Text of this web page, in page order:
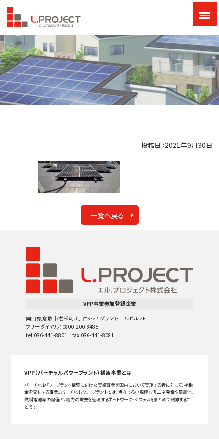
投稿日：2021年9月30日
一覧へ戻る
VPP事業参加登録企業
岡山県倉敷市老松町3丁目9-27 グランドールビル 2F
フリーダイヤル：0800-200-8485
tel.086-441-8801 fax.086-441-8081
VPP（バーチャルパワープラント）構築事業とは
バーチャルパワープラント構築に向けた実証事業を国内において実施する者に対して、補助
金を交付する事業。バーチャルパワープラントとは、点在する小規模な再エネ発電や蓄電池、
燃料電池等の設備と、電力の需要を管理するネットワーク・システムをまとめて制御するこ
とです。